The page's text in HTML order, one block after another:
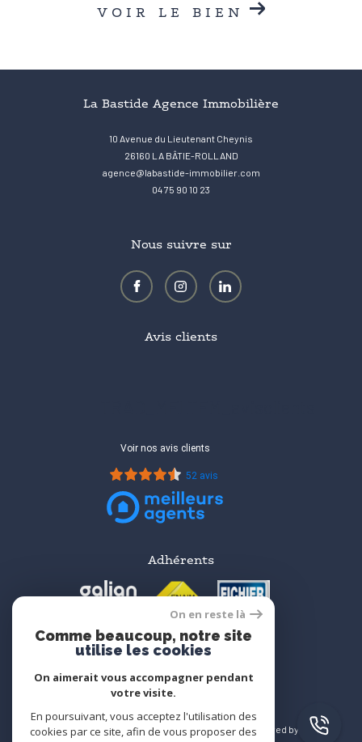
VOIR LE BIEN
La Bastide Agence Immobilière
04 75 90 10 23
agence@labastide-immobilier.com
10 Avenue du Lieutenant Cheynis
26160
LA BÂTIE-ROLLAND
Nous suivre sur
Avis clients
Voir nos avis clients
52 avis
Adhérents
© 2026 | Tous droits réservés | Traduction powered by
On en reste là
Comme beaucoup, notre site
utilise les cookies
On aimerait vous accompagner pendant
votre visite.
En poursuivant, vous acceptez l'utilisation des
cookies par ce site, afin de vous proposer des